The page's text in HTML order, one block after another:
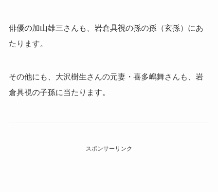
俳優の加山雄三さんも、岩倉具視の孫の孫（玄孫）にあ
たります。
その他にも、大沢樹生さんの元妻・喜多嶋舞さんも、岩
倉具視の子孫に当たります。
スポンサーリンク